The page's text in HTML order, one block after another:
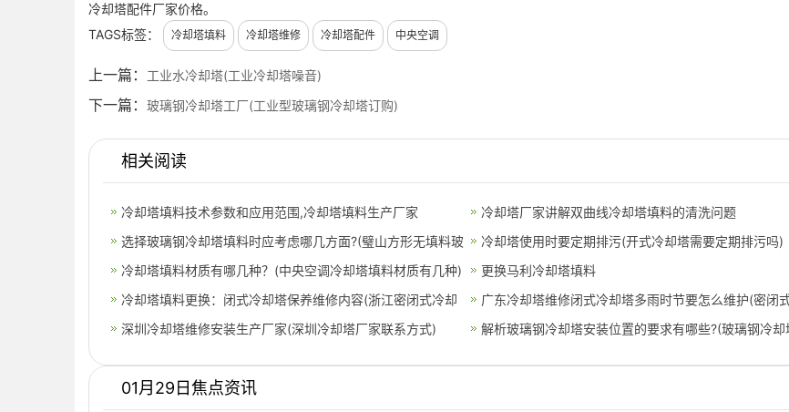
冷却塔配件厂家价格。
TAGS标签：
冷却塔填料 冷却塔维修 冷却塔配件 中央空调
上一篇： 工业水冷却塔(工业冷却塔噪音)
下一篇： 玻璃钢冷却塔工厂(工业型玻璃钢冷却塔订购)
相关阅读
冷却塔填料技术参数和应用范围,冷却塔填料生产厂家
冷却塔厂家讲解双曲线冷却塔填料的清洗问题
选择玻璃钢冷却塔填料时应考虑哪几方面?(璧山方形无填料玻
冷却塔使用时要定期排污(开式冷却塔需要定期排污吗)
冷却塔填料材质有哪几种？(中央空调冷却塔填料材质有几种)
更换马利冷却塔填料
冷却塔填料更换：闭式冷却塔保养维修内容(浙江密闭式冷却
塔更
广东冷却塔维修闭式冷却塔多雨时节要怎么维护(密闭
塔
深圳冷却塔维修安装生产厂家(深圳冷却塔厂家联系方式) 解析玻璃钢冷却塔安装位置的要求有哪些?(玻璃钢冷却
01月29日焦点资讯